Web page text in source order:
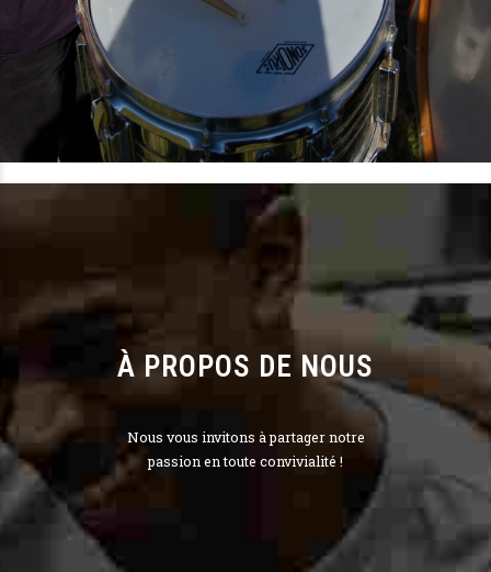
À PROPOS DE NOUS
Nous vous invitons à partager notre
passion en toute convivialité !